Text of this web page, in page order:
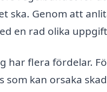
ska. Genom att
en rad olika
har flera fördelar.
kan orsaka